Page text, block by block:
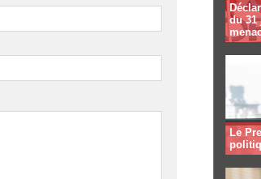
du 31
Le